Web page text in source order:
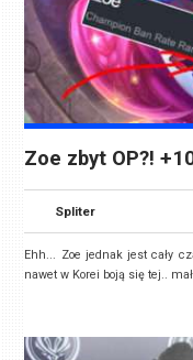
Zoe zbyt OP?!
Spliter
Ehh... Zoe jednak jest cały
nawet w Korei boją się tej..